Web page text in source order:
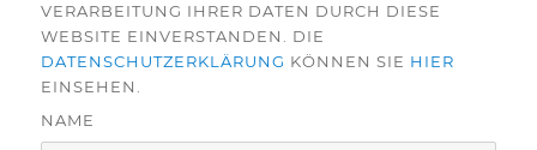
VERARBEITUNG IHRER DATEN DURCH DIESE
WEBSITE EINVERSTANDEN. DIE
DATENSCHUTZERKLÄRUNG KÖNNEN SIE HIER
EINSEHEN.
NAME